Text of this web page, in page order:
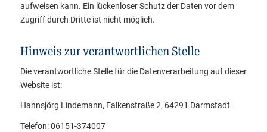
aufweisen kann. Ein lückenloser Schutz der Daten vor dem
Zugriff durch Dritte ist nicht möglich.
Hinweis zur verantwortlichen Stelle
Die verantwortliche Stelle für die Datenverarbeitung auf dieser
Website ist:
Hannsjörg Lindemann, Falkenstraße 2, 64291 Darmstadt
Telefon: 06151-374007